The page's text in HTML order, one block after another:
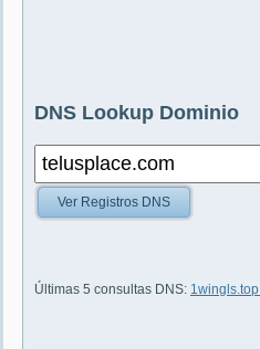
DNS Lookup Dominio
Ver Registros DNS
Últimas 5 consultas DNS: 1wingls.top